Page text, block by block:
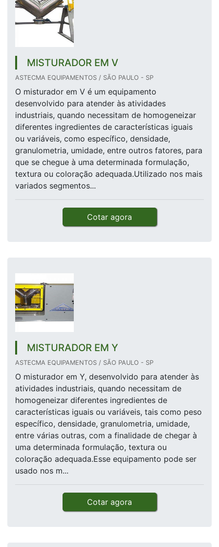
MISTURADOR EM V
ASTECMA EQUIPAMENTOS / SÃO PAULO - SP
O misturador em V é um equipamento
desenvolvido para atender às atividades
industriais, quando necessitam de homogeneizar
diferentes ingredientes de características iguais
ou variáveis, como específico, densidade,
granulometria, umidade, entre outros fatores, para
que se chegue à uma determinada formulação,
textura ou coloração adequada.Utilizado nos mais
variados segmentos...
Cotar agora
MISTURADOR EM Y
ASTECMA EQUIPAMENTOS / SÃO PAULO - SP
O misturador em Y, desenvolvido para atender às
atividades industriais, quando necessitam de
homogeneizar diferentes ingredientes de
características iguais ou variáveis, tais como peso
específico, densidade, granulometria, umidade,
entre várias outras, com a finalidade de chegar à
uma determinada formulação, textura ou
coloração adequada.Esse equipamento pode ser
usado nos m...
Cotar agora